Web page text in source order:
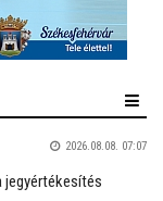
2026.08.08. 07:07
jegyértékesítés